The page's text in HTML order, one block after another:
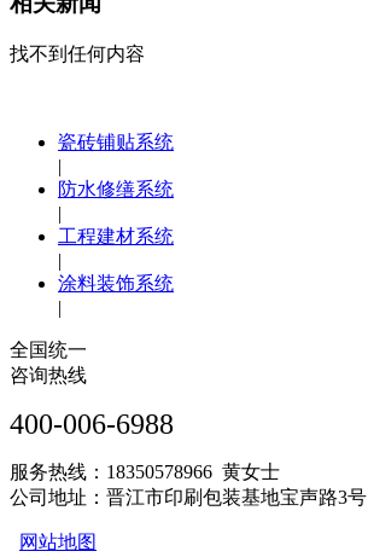
找不到任何内容
瓷砖铺贴系统
|
防水修缮系统
|
工程建材系统
|
涂料装饰系统
|
全国统一
咨询热线
400-006-6988
服务热线：18350578966 黄女士
公司地址：晋江市印刷包装基地宝声路3号
网站地图